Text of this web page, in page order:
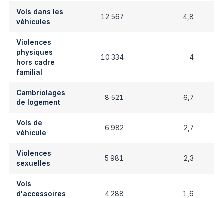
Vols dans les
véhicules
12 567 4,8
Violences
physiques
hors cadre
familial
10 334 4
Cambriolages
de logement
8 521 6,7
Vols de
véhicule
6 982 2,7
Violences
sexuelles
5 981 2,3
Vols
d'accessoires
4 288 1,6